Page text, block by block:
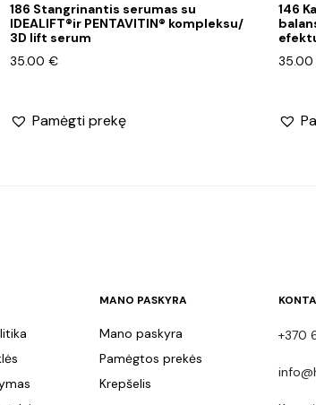
186 Stangrinantis serumas su
IDEALIFT®ir PENTAVITIN® kompleksu/
3D lift serum
35.00 €
Pamėgti prekę
146
35.00
MANO PASKYRA
Mano paskyra
Pamėgtos prekės
Krepšelis
+370